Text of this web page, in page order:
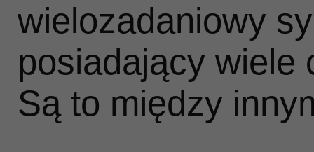
wielozadaniowy
posiadający wiele
Są to między